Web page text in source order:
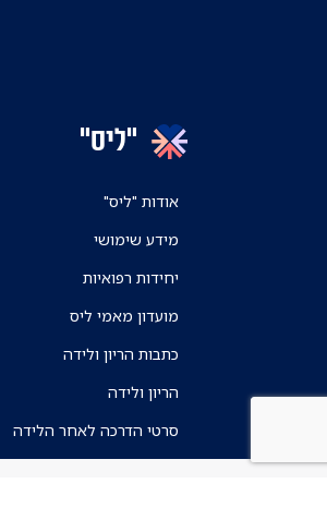
"ליס"
אודות "ליס"
מידע שימושי
יחידות רפואיות
מועדון מאמי ליס
כתבות הריון ולידה
הריון ולידה
סרטי הדרכה לאחר הלידה